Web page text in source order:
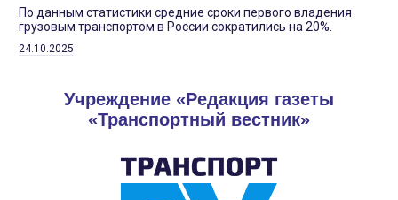
По данным статистики средние сроки первого владения
грузовым транспортом в России сократились на 20%.
24.10.2025
Учреждение «Редакция газеты
«Транспортный вестник»